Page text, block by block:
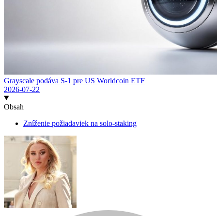
Grayscale podáva S-1 pre US Worldcoin ETF
2026-07-22
Obsah
Zníženie požiadaviek na solo-staking